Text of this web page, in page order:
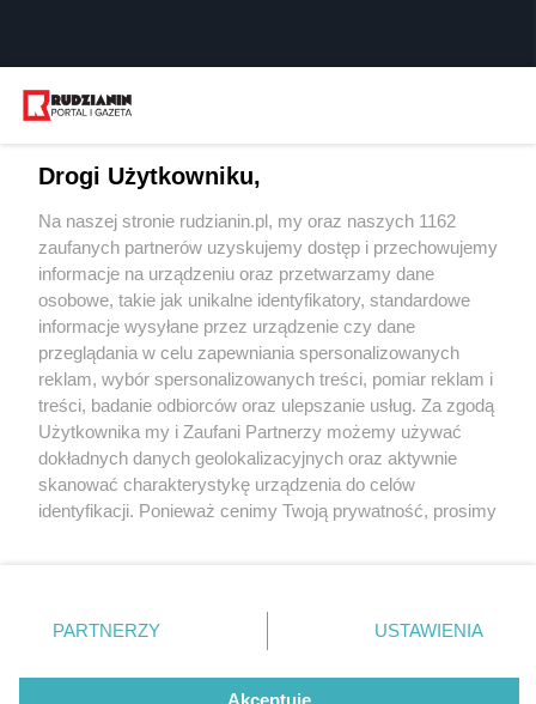
2 / 0
Wydawca mediów
Nie zapomnij
zapoznać się z:
polityką prywatności regulamin korzystania z portali
Twojemiasto
Piekary Śląskie
Chorzów
Tarnowskie Góry
Gliwice
Skontakuj sięz nami
Kontakt
Wydawca
Redakcja
Drogi Użytkowniku,
Na naszej stronie rudzianin.pl, my oraz naszych 1162
zaufanych partnerów uzyskujemy dostęp i przechowujemy
informacje na urządzeniu oraz przetwarzamy dane
osobowe, takie jak unikalne identyfikatory, standardowe
informacje wysyłane przez urządzenie czy dane
przeglądania w celu zapewniania spersonalizowanych
reklam, wybór spersonalizowanych treści, pomiar reklam i
treści, badanie odbiorców oraz ulepszanie usług. Za zgodą
Użytkownika my i Zaufani Partnerzy możemy używać
dokładnych danych geolokalizacyjnych oraz aktywnie
skanować charakterystykę urządzenia do celów
identyfikacji. Ponieważ cenimy Twoją prywatność, prosimy
prywatności znajdujący się w lewym dolnym rogu strony
. Niektóre rodzaje przetwarzania danych nie wymagają
zgody użytkownika, ale masz prawo sprzeciwić się
takiemu przetwarzaniu. Preferencje będą miały
PARTNERZY USTAWIENIA
Akceptuję